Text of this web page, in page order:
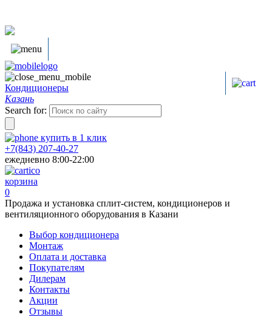
Кондиционеры
Казань
Search for:
купить в 1 клик
+7(843) 207-40-27
ежедневно 8:00-22:00
корзина
0
Продажа и установка сплит-систем, кондиционеров и
вентиляционного оборудования в Казани
Выбор кондиционера
Монтаж
Оплата и доставка
Покупателям
Дилерам
Контакты
Акции
Отзывы